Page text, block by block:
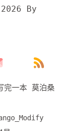
By
完一本 莫泊桑